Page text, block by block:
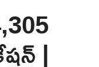
|